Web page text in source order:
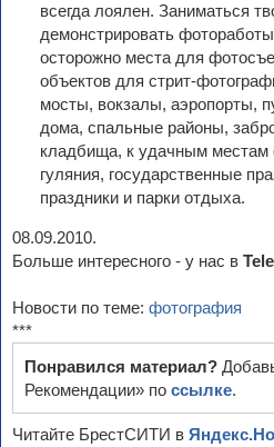
всегда лоялен. Заниматься
демонстрировать
осторожно места для
объектов для стрит-
мосты, вокзалы, аэропорты,
дома, спальные районы,
кладбища, к удачным местам
гуляния, государственные
праздники и парки отдыха.
08.09.2010.
Больше интересного - у нас в
Новости по теме: фотография
***
Понравился материал?
Рекомендации» по ссылке.
Читайте БрестСИТИ в